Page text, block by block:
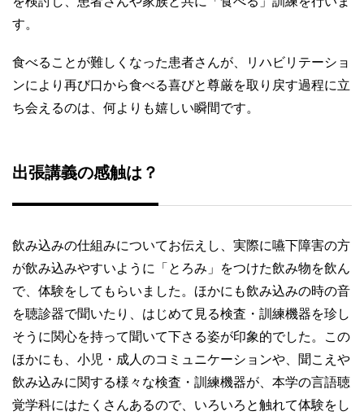
す。
食べることが難しくなった患者さんが、リハビリテーショ
ンにより再び口から食べる喜びと尊厳を取り戻す過程に立
ち会えるのは、何よりも嬉しい瞬間です。
出張講義の感触は？
飲み込みの仕組みについてお伝えし、実際に嚥下障害の方
が飲み込みやすいように「とろみ」をつけた飲み物を飲ん
で、体験をしてもらいました。ほかにも飲み込みの時の音
を聴診器で聞いたり、はじめて見る検査・訓練機器を珍し
そうに関心を持って聞いて下さる姿が印象的でした。この
ほかにも、小児・成人のコミュニケーションや、聞こえや
飲み込みに関する様々な検査・訓練機器が、本学の言語聴
覚学科にはたくさんあるので、いろいろと触れて体験をし